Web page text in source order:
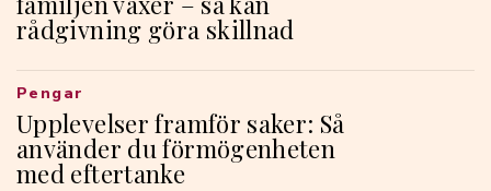
rådgivning göra skillnad
Upplevelser framför saker: Så
använder du förmögenheten
med eftertanke
Pengar